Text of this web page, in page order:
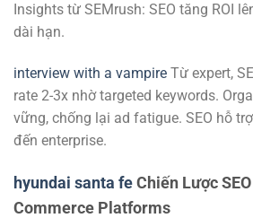
Insights từ SEMrush: SEO tăng ROI
dài hạn.
interview with a vampire Từ expert,
rate 2-3x nhờ targeted keywords.
vững, chống lại ad fatigue. SEO hỗ
đến enterprise.
hyundai santa feChiến Lược
Commerce Platforms